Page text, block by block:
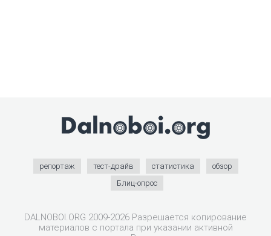
репортаж тест-драйв статистика
обзор
Блиц-опрос
DALNOBOI.ORG 2009-2026 Разрешается копирование
материалов с портала при указании активной